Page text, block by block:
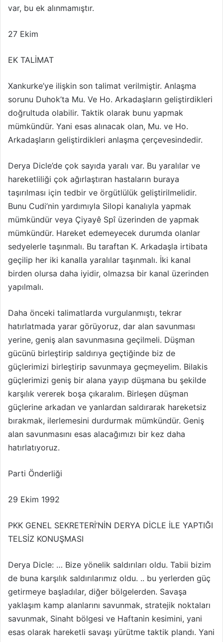
var, bu ek alınmamıştır.
27 Ekim
EK TALİMAT
Xankurke’ye ilişkin son talimat verilmiştir. Anlaşma
sorunu Duhok’ta Mu. Ve Ho. Arkadaşların geliştirdikleri
doğrultuda olabilir. Taktik olarak bunu yapmak
mümkündür. Yani esas alınacak olan, Mu. ve Ho.
Arkadaşların geliştirdikleri anlaşma çerçevesindedir.
Derya Dicle’de çok sayıda yaralı var. Bu yaralılar ve
hareketliliği çok ağırlaştıran hastaların buraya
taşırılması için tedbir ve örgütlülük geliştirilmelidir.
Bunu Cudi’nin yardımıyla Silopi kanalıyla yapmak
mümkündür veya Çiyayê Spî üzerinden de yapmak
mümkündür. Hareket edemeyecek durumda olanlar
sedyelerle taşınmalı. Bu taraftan K. Arkadaşla irtibata
geçilip her iki kanalla yaralılar taşınmalı. İki kanal
birden olursa daha iyidir, olmazsa bir kanal üzerinden
yapılmalı.
Daha önceki talimatlarda vurgulanmıştı, tekrar
hatırlatmada yarar görüyoruz, dar alan savunması
yerine, geniş alan savunmasına geçilmeli. Düşman
gücünü birleştirip saldırıya geçtiğinde biz de
güçlerimizi birleştirip savunmaya geçmeyelim. Bilakis
güçlerimizi geniş bir alana yayıp düşmana bu şekilde
karşılık vererek boşa çıkaralım. Birleşen düşman
güçlerine arkadan ve yanlardan saldırarak hareketsiz
bırakmak, ilerlemesini durdurmak mümkündür. Geniş
alan savunmasını esas alacağımızı bir kez daha
hatırlatıyoruz.
Parti Önderliği
29 Ekim 1992
PKK GENEL SEKRETERİ’NİN DERYA DİCLE İLE YAPTIĞI
TELSİZ KONUŞMASI
Derya Dicle: … Bize yönelik saldırıları oldu. Tabii bizim
de buna karşılık saldırılarımız oldu. .. bu yerlerden güç
getirmeye başladılar, diğer bölgelerden. Savaşa
yaklaşım kamp alanlarını savunmak, stratejik noktaları
savunmak, Sinaht bölgesi ve Haftanin kesimini, yani
esas olarak hareketli savaşı yürütme taktik plandı. Yani